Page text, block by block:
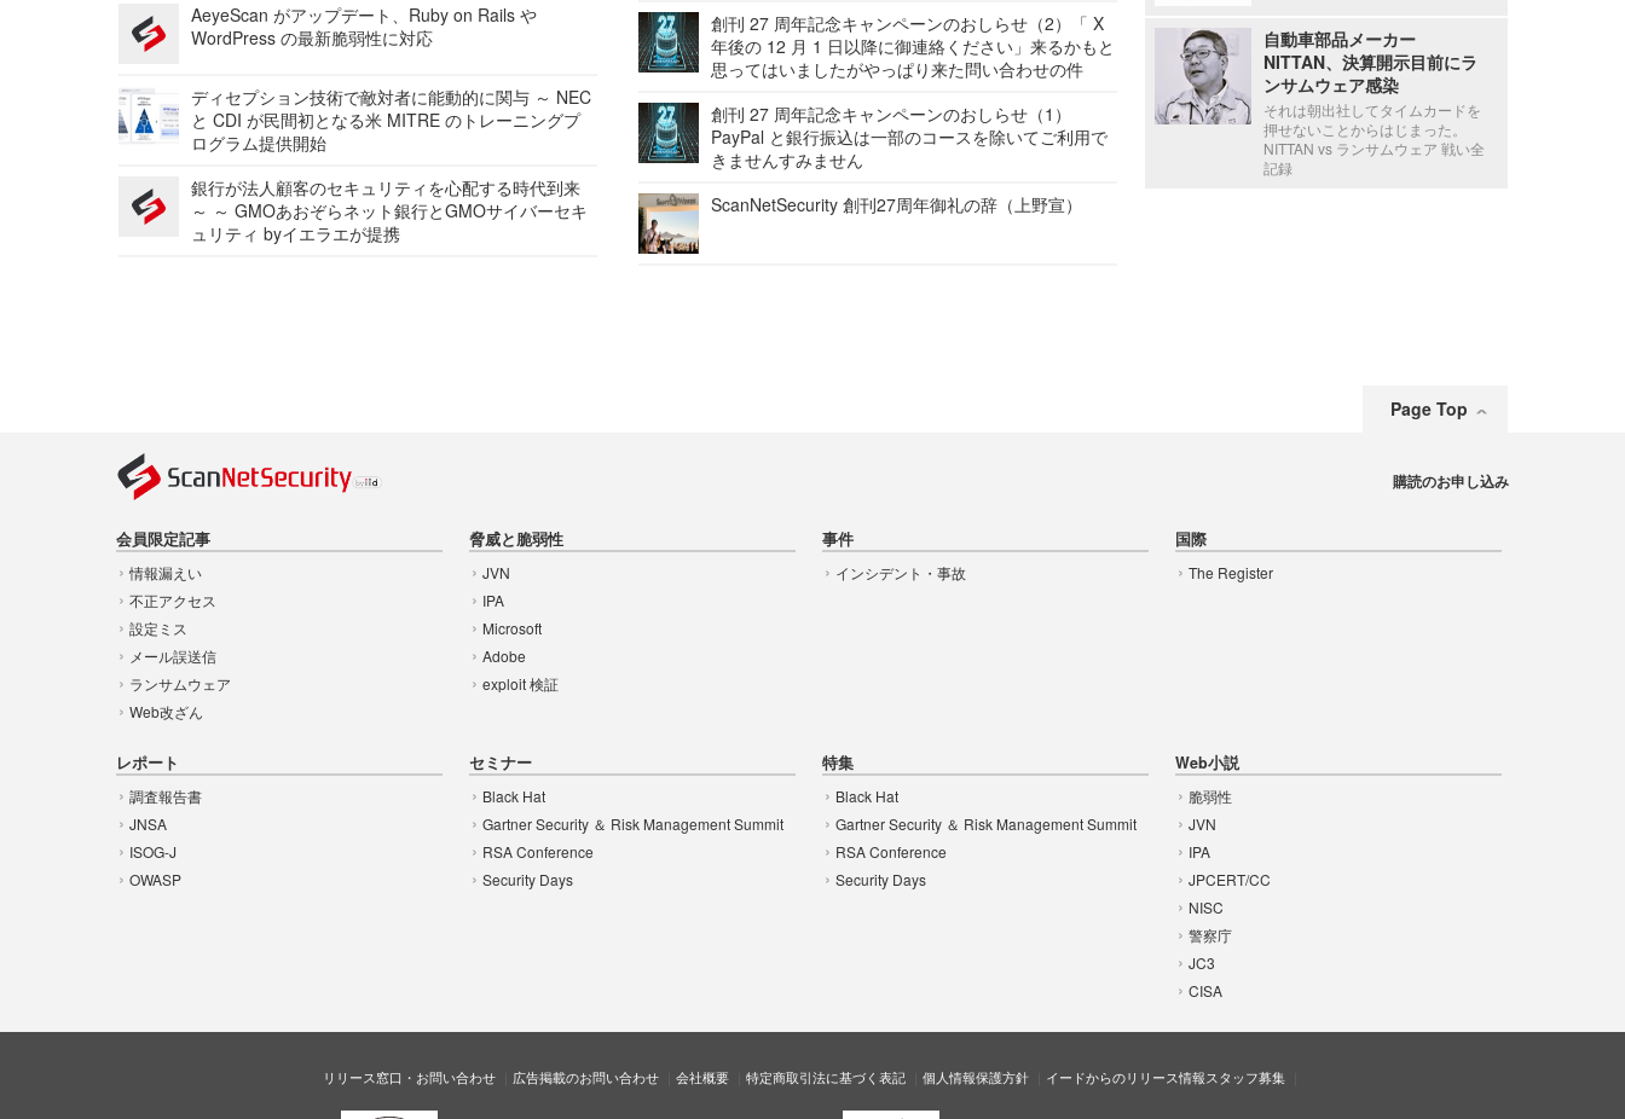
AeyeScan がアップデート、Ruby on Rails や
WordPress の最新脆弱性に対応
ディセプション技術で敵対者に能動的に関与 ～ NEC
と CDI が民間初となる米 MITRE のトレーニングプ
ログラム提供開始
銀行が法人顧客のセキュリティを心配する時代到来
～ ～ GMOあおぞらネット銀行とGMOサイバーセキ
ュリティ byイエラエが提携
創刊 27 周年記念キャンペーンのおしらせ（2）「 X
年後の 12 月 1 日以降に御連絡ください」来るかもと
思ってはいましたがやっぱり来た問い合わせの件
創刊 27 周年記念キャンペーンのおしらせ（1）
PayPal と銀行振込は一部のコースを除いてご利用で
きませんすみません
ScanNetSecurity 創刊27周年御礼の辞（上野宣）
自動車部品メーカー
NITTAN、決算開示目前にラ
ンサムウェア感染
それは朝出社してタイムカードを
押せないことからはじまった。
NITTAN vs ランサムウェア 戦い全
記録
Page Top
会員限定記事
情報漏えい
不正アクセス
設定ミス
メール誤送信
ランサムウェア
Web改ざん
脅威と脆弱性
JVN
IPA
Microsoft
Adobe
exploit 検証
事件
インシデント・事故
国際
The Register
レポート
調査報告書
JNSA
ISOG-J
OWASP
セミナー
Black Hat
Gartner Security ＆ Risk Management Summit
RSA Conference
Security Days
特集
Black Hat
Gartner Security ＆ Risk Management Summit
RSA Conference
Security Days
Web小説
脆弱性
JVN
IPA
JPCERT/CC
NISC
警察庁
JC3
CISA
購読のお申し込み
リリース窓口・お問い合わせ 広告掲載のお問い合わせ 会社概要 特定商取引法に基づく表記 個人情報保護方針 イードからのリリース情報スタッフ募集